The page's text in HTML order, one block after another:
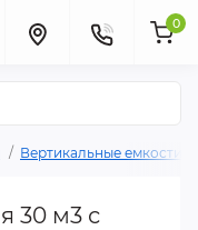
0
Вертикальные емкости
30 м3 с